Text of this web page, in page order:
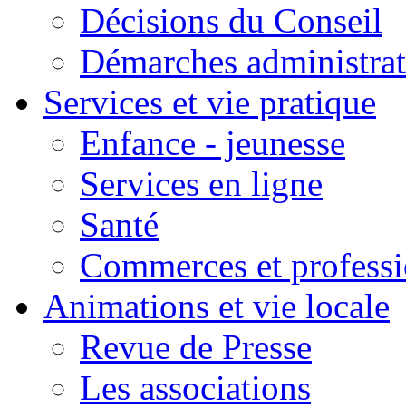
Décisions du Conseil
Démarches
Services et vie pratique
Enfance - jeunesse
Services en ligne
Santé
Commerces et
Animations et vie locale
Revue de Presse
Les associations